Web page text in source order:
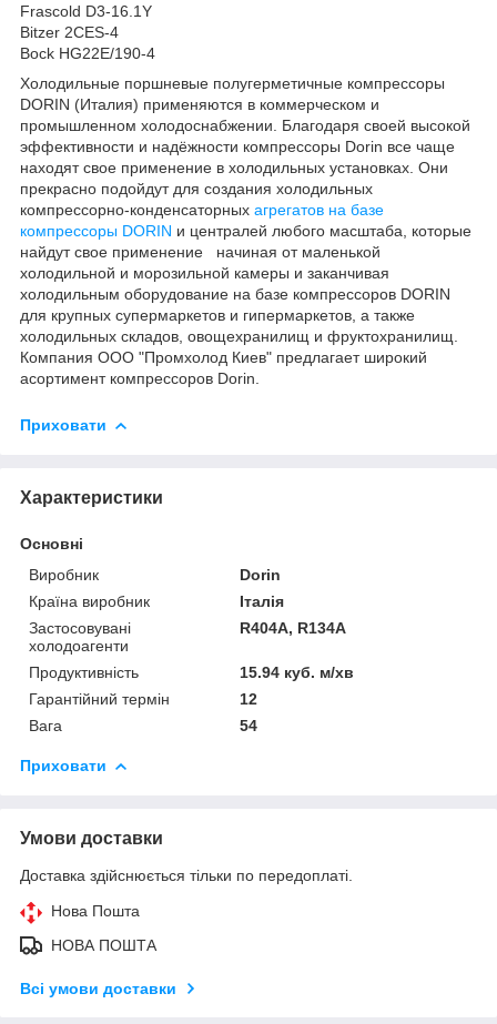
Frascold D3-16.1Y
Bitzer 2CES-4
Bock HG22E/190-4
Холодильные поршневые полугерметичные компрессоры
DORIN (Италия) применяются в коммерческом и
промышленном холодоснабжении. Благодаря своей высокой
эффективности и надёжности компрессоры Dorin все чаще
находят свое применение в холодильных установках. Они
прекрасно подойдут для создания холодильных
компрессорно-конденсаторных агрегатов на базе
компрессоры DORIN и централей любого масштаба, которые
найдут свое применение начиная от маленькой
холодильной и морозильной камеры и заканчивая
холодильным оборудование на базе компрессоров DORIN
для крупных супермаркетов и гипермаркетов, а также
холодильных складов, овощехранилищ и фруктохранилищ.
Компания ООО "Промхолод Киев" предлагает широкий
асортимент компрессоров Dorin.
Приховати
Характеристики
Основні
Виробник
Dorin
Країна виробник
Італія
Застосовувані
холодоагенти
R404A, R134A
Продуктивність
15.94 куб. м/хв
Гарантійний термін
12
Вага
54
Приховати
Умови доставки
Доставка здійснюється тільки по передоплаті.
Нова Пошта
НОВА ПОШТА
Всі умови доставки